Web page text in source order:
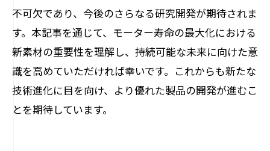
不可欠であり、今後のさらなる研究開発が期待されま
す。本記事を通じて、モーター寿命の最大化における
新素材の重要性を理解し、持続可能な未来に向けた意
識を高めていただければ幸いです。これからも新たな
技術進化に目を向け、より優れた製品の開発が進むこ
とを期待しています。